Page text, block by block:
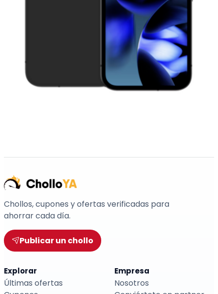
Chollos, cupones y ofertas verificadas para
ahorrar cada día.
Publicar un chollo
Explorar
Últimas ofertas
Empresa
Nosotros